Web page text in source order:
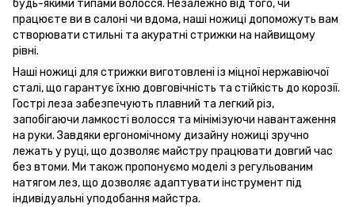
будь-якими типами волосся. Незалежно від того, чи
працюєте ви в салоні чи вдома, наші ножиці допоможуть вам
створювати стильні та акуратні стрижки на найвищому
рівні.
Наші ножиці для стрижки виготовлені із міцної нержавіючої
сталі, що гарантує їхню довговічність та стійкість до корозії.
Гострі леза забезпечують плавний та легкий різ,
запобігаючи ламкості волосся та мінімізуючи навантаження
на руки. Завдяки ергономічному дизайну ножиці зручно
лежать у руці, що дозволяє майстру працювати довгий час
без втоми. Ми також пропонуємо моделі з регульованим
натягом лез, що дозволяє адаптувати інструмент під
індивідуальні уподобання майстра.